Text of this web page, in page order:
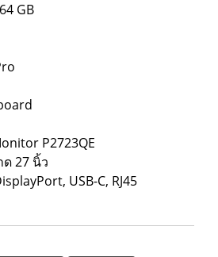
GB
P2723QE
27 นิ้ว
USB-C, RJ45